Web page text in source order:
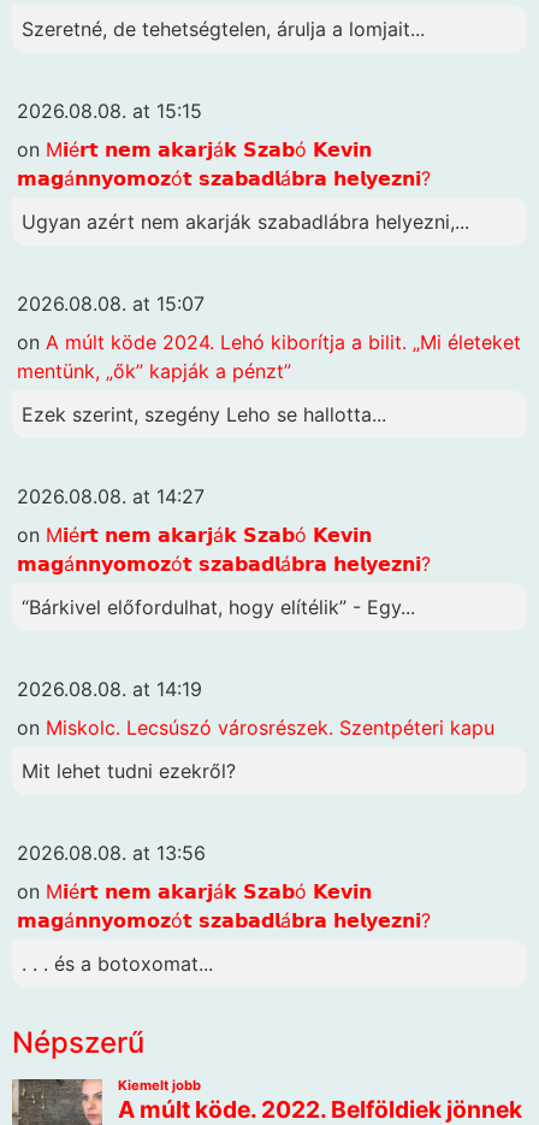
Szeretné, de tehetségtelen, árulja a lomjait...
2026.08.08. at 15:15
on M𝗶é𝗿𝘁 𝗻𝗲𝗺 𝗮𝗸𝗮𝗿𝗷á𝗸 𝗦𝘇𝗮𝗯ó 𝗞𝗲𝘃𝗶𝗻
𝗺𝗮𝗴á𝗻𝗻𝘆𝗼𝗺𝗼𝘇ó𝘁 𝘀𝘇𝗮𝗯𝗮𝗱𝗹á𝗯𝗿𝗮 𝗵𝗲𝗹𝘆𝗲𝘇𝗻𝗶?
Ugyan azért nem akarják szabadlábra helyezni,...
2026.08.08. at 15:07
on A múlt köde 2024. Lehó kiborítja a bilit. „Mi életeket
mentünk, „ők” kapják a pénzt”
Ezek szerint, szegény Leho se hallotta...
2026.08.08. at 14:27
on M𝗶é𝗿𝘁 𝗻𝗲𝗺 𝗮𝗸𝗮𝗿𝗷á𝗸 𝗦𝘇𝗮𝗯ó 𝗞𝗲𝘃𝗶𝗻
𝗺𝗮𝗴á𝗻𝗻𝘆𝗼𝗺𝗼𝘇ó𝘁 𝘀𝘇𝗮𝗯𝗮𝗱𝗹á𝗯𝗿𝗮 𝗵𝗲𝗹𝘆𝗲𝘇𝗻𝗶?
“Bárkivel előfordulhat, hogy elítélik” - Egy...
2026.08.08. at 14:19
on Miskolc. Lecsúszó városrészek. Szentpéteri kapu
Mit lehet tudni ezekről?
2026.08.08. at 13:56
on M𝗶é𝗿𝘁 𝗻𝗲𝗺 𝗮𝗸𝗮𝗿𝗷á𝗸 𝗦𝘇𝗮𝗯ó 𝗞𝗲𝘃𝗶𝗻
𝗺𝗮𝗴á𝗻𝗻𝘆𝗼𝗺𝗼𝘇ó𝘁 𝘀𝘇𝗮𝗯𝗮𝗱𝗹á𝗯𝗿𝗮 𝗵𝗲𝗹𝘆𝗲𝘇𝗻𝗶?
. . . és a botoxomat...
Népszerű